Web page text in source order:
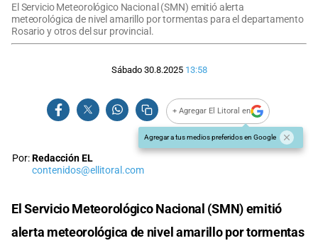
El Servicio Meteorológico Nacional (SMN) emitió alerta
meteorológica de nivel amarillo por tormentas para el departamento
Rosario y otros del sur provincial.
Sábado 30.8.2025 13:58
+ Agregar El Litoral en
Agregar a tus medios preferidos en Google
Por:Redacción EL
contenidos@ellitoral.com
El Servicio Meteorológico Nacional (SMN) emitió
alerta meteorológica de nivel amarillo por tormentas